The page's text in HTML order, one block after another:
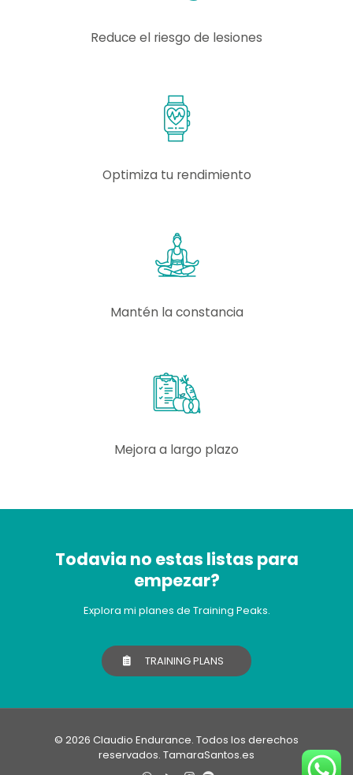
Reduce el riesgo de lesiones
Optimiza tu rendimiento
Mantén la constancia
Mejora a largo plazo
Todavia no estas listas para
empezar?
Explora mi planes de Training Peaks.
TRAINING PLANS
© 2026 Claudio Endurance. Todos los derechos
reservados. TamaraSantos.es